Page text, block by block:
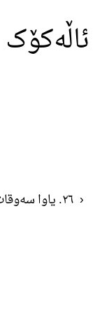
ئاڵەکۆک
‹ ٢٦. یاوا سەوقات و کاڵای شاهانە